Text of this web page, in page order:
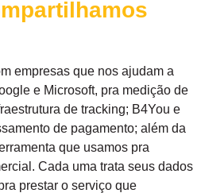
empresas que nos ajudam a
e Microsoft, pra medição de
de tracking; B4You e
de pagamento; além da
que usamos pra
Cada uma trata seus dados
prestar o serviço que